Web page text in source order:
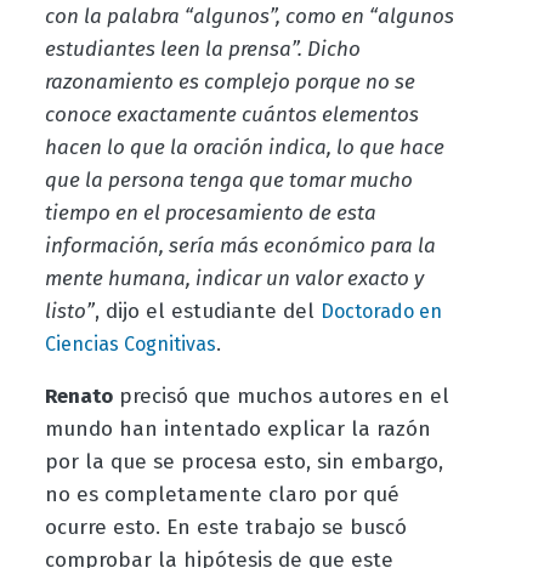
con la palabra “algunos”, como en “algunos
estudiantes leen la prensa”. Dicho
razonamiento es complejo porque no se
conoce exactamente cuántos elementos
hacen lo que la oración indica, lo que hace
que la persona tenga que tomar mucho
tiempo en el procesamiento de esta
información, sería más económico para la
mente humana, indicar un valor exacto y
listo”, dijo el estudiante del Doctorado en
Ciencias Cognitivas.
Renatoprecisó que muchos autores en el
mundo han intentado explicar la razón
por la que se procesa esto, sin embargo,
no es completamente claro por qué
ocurre esto. En este trabajo se buscó
comprobar la hipótesis de que este